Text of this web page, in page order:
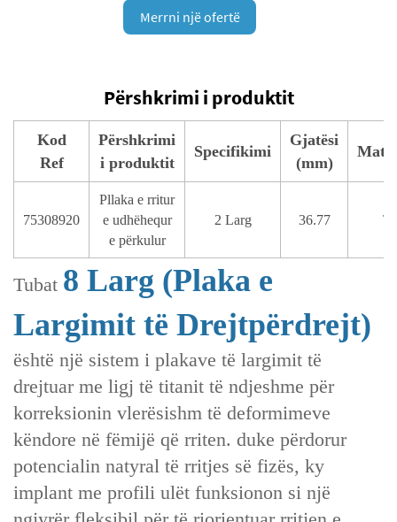
Merrni një ofertë
Përshkrimi i produktit
Kod
Ref
Përshkrimi
i produktit
Specifikimi
Gjatësi
(mm)
75308920
Pllaka e rritur
e udhëhequr
e përkulur
2 Larg 36.77 T
Tubat 8 Larg‌ (Plaka e
Largimit të Drejtpërdrejt)
është një sistem i plakave të largimit të
drejtuar me ligj të titanit të ndjeshme për
korreksionin vlerësishm të deformimeve
këndore në fëmijë që rriten. duke përdorur
potencialin natyral të rritjes së fizës, ky
implant me profili ulët funksionon si një